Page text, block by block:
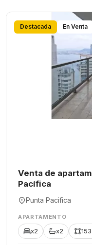
Destacada En Venta
Venta de
Pacífica
Punta Pacifica
APARTAMENTO
x2 x2